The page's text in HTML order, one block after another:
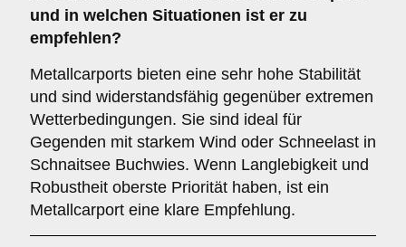
und in welchen Situationen ist er zu
empfehlen?
Metallcarports bieten eine sehr hohe Stabilität
und sind widerstandsfähig gegenüber extremen
Wetterbedingungen. Sie sind ideal für
Gegenden mit starkem Wind oder Schneelast in
Schnaitsee Buchwies. Wenn Langlebigkeit und
Robustheit oberste Priorität haben, ist ein
Metallcarport eine klare Empfehlung.